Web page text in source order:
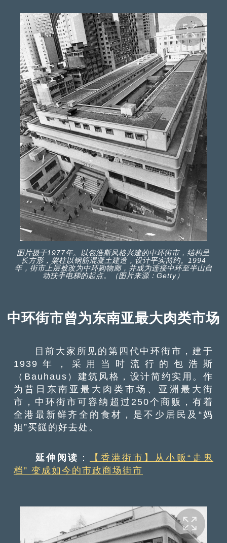
图片摄于1977年。以包浩斯风格兴建的中环街市，结构呈
长方形，梁柱以钢筋混凝土建造，设计平实简约。1994
年，街市上层被改为中环购物廊，并成为连接中环至半山自
动扶手电梯的起点。（图片来源：Getty）
中环街市曾为东南亚最大肉类市场
目前大家所见的第四代中环街市，建于
1939年，采用当时流行的包浩斯
（Bauhaus）建筑风格，设计简约实用。作
为昔日东南亚最大肉类市场、亚洲最大街
市，中环街市可容纳超过250个商贩，有着
全港最新鲜齐全的食材，是不少居民及“妈
姐”买餸的好去处。
延伸阅读 ：
【香港街市】从小贩“走鬼
档” 变成如今的市政商场街市